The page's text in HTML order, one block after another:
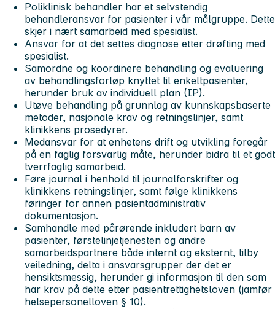
Poliklinisk behandler har et selvstendig
behandleransvar for pasienter i vår målgruppe. Dette
skjer i nært samarbeid med spesialist.
Ansvar for at det settes diagnose etter drøfting med
spesialist.
Samordne og koordinere behandling og evaluering
av behandlingsforløp knyttet til enkeltpasienter,
herunder bruk av individuell plan (IP).
Utøve behandling på grunnlag av kunnskapsbaserte
metoder, nasjonale krav og retningslinjer, samt
klinikkens prosedyrer.
Medansvar for at enhetens drift og utvikling foregår
på en faglig forsvarlig måte, herunder bidra til et godt
tverrfaglig samarbeid.
Føre journal i henhold til journalforskrifter og
klinikkens retningslinjer, samt følge klinikkens
føringer for annen pasientadministrativ
dokumentasjon.
Samhandle med pårørende inkludert barn av
pasienter, førstelinjetjenesten og andre
samarbeidspartnere både internt og eksternt, tilby
veiledning, delta i ansvarsgrupper der det er
hensiktsmessig, herunder gi informasjon til den som
har krav på dette etter pasientrettighetsloven (jamfør
helsepersonelloven § 10).